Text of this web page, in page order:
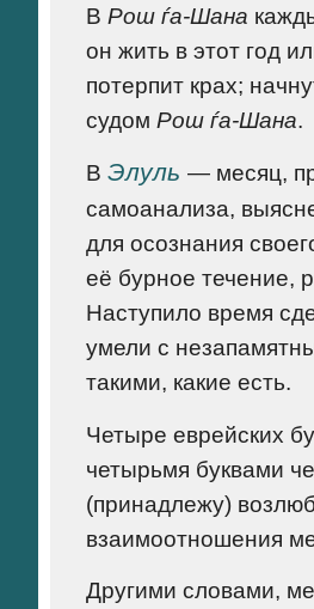
В Рош ѓа-Шана
он жить в этот год
потерпит крах;
судом Рош ѓа-Шана.
В Элуль — месяц,
самоанализа,
для осознания
её бурное течение,
Наступило время
умели с
такими, какие есть.
четырьмя буквами
(принадлежу)
взаимоотношения
Другими словами,